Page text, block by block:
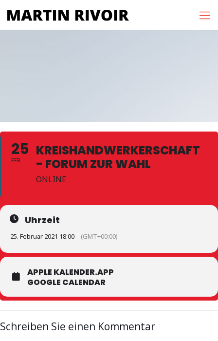
25
FEB
KREISHANDWERKERSCHAFT
- FORUM ZUR WAHL
ONLINE
Uhrzeit
25. Februar 2021 18:00 (GMT+00:00)
APPLE KALENDER.APP
GOOGLE CALENDAR
Schreiben Sie einen Kommentar